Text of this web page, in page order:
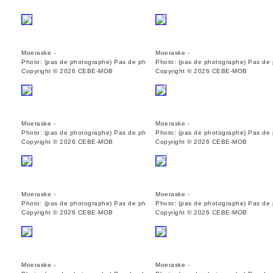
Moeraske -
Photo: (pas de photographe) Pas de ph
Copyright © 2026 CEBE-MOB
Moeraske -
Photo: (pas de photographe) Pas de
Copyright © 2026 CEBE-MOB
Moeraske -
Photo: (pas de photographe) Pas de ph
Copyright © 2026 CEBE-MOB
Moeraske -
Photo: (pas de photographe) Pas de
Copyright © 2026 CEBE-MOB
Moeraske -
Photo: (pas de photographe) Pas de ph
Copyright © 2026 CEBE-MOB
Moeraske -
Photo: (pas de photographe) Pas de
Copyright © 2026 CEBE-MOB
Moeraske -
Moeraske -